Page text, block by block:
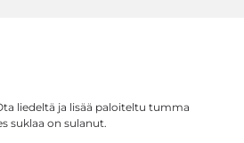
liedeltä ja lisää paloiteltu tumma
suklaa on sulanut.